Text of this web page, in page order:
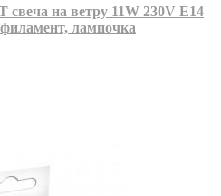
на ветру 11W 230V E14
лампочка